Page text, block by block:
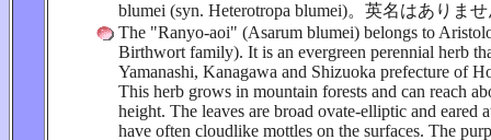
blumei (syn. Heterotropa blumei)。英名はありま
The "Ranyo-aoi" (Asarum blumei) belongs to
Birthwort family). It is an evergreen perennial herb
Yamanashi, Kanagawa and Shizuoka prefecture of
This herb grows in mountain forests and can reach
height. The leaves are broad ovate-elliptic and eared
have often cloudlike mottles on the surfaces. The